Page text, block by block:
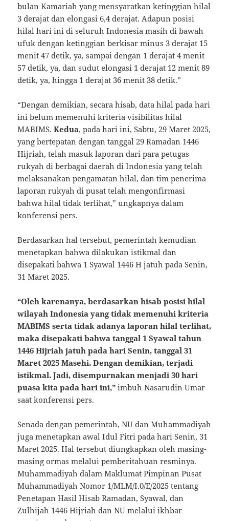
bulan Kamariah yang mensyaratkan ketinggian hilal
3 derajat dan elongasi 6,4 derajat. Adapun posisi
hilal hari ini di seluruh Indonesia masih di bawah
ufuk dengan ketinggian berkisar minus 3 derajat 15
menit 47 detik, ya, sampai dengan 1 derajat 4 menit
57 detik, ya, dan sudut elongasi 1 derajat 12 menit 89
detik, ya, hingga 1 derajat 36 menit 38 detik.”
“Dengan demikian, secara hisab, data hilal pada hari
ini belum memenuhi kriteria visibilitas hilal
MABIMS.Kedua, pada hari ini, Sabtu, 29 Maret 2025,
yang bertepatan dengan tanggal 29 Ramadan 1446
Hijriah, telah masuk laporan dari para petugas
rukyah di berbagai daerah di Indonesia yang telah
melaksanakan pengamatan hilal, dan tim penerima
laporan rukyah di pusat telah mengonfirmasi
bahwa hilal tidak terlihat,” ungkapnya dalam
konferensi pers.
Berdasarkan hal tersebut, pemerintah kemudian
menetapkan bahwa dilakukan istikmal dan
disepakati bahwa 1 Syawal 1446 H jatuh pada Senin,
31 Maret 2025.
“Oleh karenanya, berdasarkan hisab posisi hilal
wilayah Indonesia yang tidak memenuhi kriteria
MABIMS serta tidak adanya laporan hilal terlihat,
maka disepakati bahwa tanggal 1 Syawal tahun
1446 Hijriah jatuh pada hari Senin, tanggal 31
Maret 2025 Masehi. Dengan demikian, terjadi
istikmal. Jadi, disempurnakan menjadi 30 hari
puasa kita pada hari ini,” imbuh Nasarudin Umar
saat konferensi pers.
Senada dengan pemerintah, NU dan Muhammadiyah
juga menetapkan awal Idul Fitri pada hari Senin, 31
Maret 2025. Hal tersebut diungkapkan oleh masing-
masing ormas melalui pemberitahuan resminya.
Muhammadiyah dalam Maklumat Pimpinan Pusat
Muhammadiyah Nomor 1/MLM/I.0/E/2025 tentang
Penetapan Hasil Hisab Ramadan, Syawal, dan
Zulhijah 1446 Hijriah dan NU melalui ikhbar